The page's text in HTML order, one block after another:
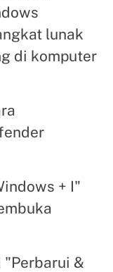
lunak
di komputer
+ I"
"Perbarui &